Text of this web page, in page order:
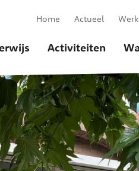
Activiteiten
Home Actueel